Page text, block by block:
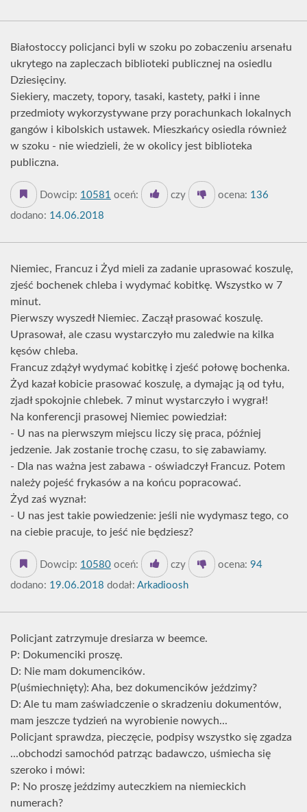
Białostoccy policjanci byli w szoku po zobaczeniu arsenału
ukrytego na zapleczach biblioteki publicznej na osiedlu
Dziesięciny.
Siekiery, maczety, topory, tasaki, kastety, pałki i inne
przedmioty wykorzystywane przy porachunkach lokalnych
gangów i kibolskich ustawek. Mieszkańcy osiedla również
w szoku - nie wiedzieli, że w okolicy jest biblioteka
publiczna.
Dowcip: 10581 oceń: czy ocena: 136
dodano: 14.06.2018
Niemiec, Francuz i Żyd mieli za zadanie uprasować koszulę,
zjeść bochenek chleba i wydymać kobitkę. Wszystko w 7
minut.
Pierwszy wyszedł Niemiec. Zaczął prasować koszulę.
Uprasował, ale czasu wystarczyło mu zaledwie na kilka
kęsów chleba.
Francuz zdążył wydymać kobitkę i zjeść połowę bochenka.
Żyd kazał kobicie prasować koszulę, a dymając ją od tyłu,
zjadł spokojnie chlebek. 7 minut wystarczyło i wygrał!
Na konferencji prasowej Niemiec powiedział:
- U nas na pierwszym miejscu liczy się praca, później
jedzenie. Jak zostanie trochę czasu, to się zabawiamy.
- Dla nas ważna jest zabawa - oświadczył Francuz. Potem
należy pojeść frykasów a na końcu popracować.
Żyd zaś wyznał:
- U nas jest takie powiedzenie: jeśli nie wydymasz tego, co
na ciebie pracuje, to jeść nie będziesz?
Dowcip: 10580 oceń: czy ocena: 94
dodano: 19.06.2018 dodał: Arkadioosh
Policjant zatrzymuje dresiarza w beemce.
P: Dokumenciki proszę.
D: Nie mam dokumencików.
P(uśmiechnięty): Aha, bez dokumencików jeździmy?
D: Ale tu mam zaświadczenie o skradzeniu dokumentów,
mam jeszcze tydzień na wyrobienie nowych...
Policjant sprawdza, pieczęcie, podpisy wszystko się zgadza
...obchodzi samochód patrząc badawczo, uśmiecha się
szeroko i mówi:
P: No proszę jeździmy auteczkiem na niemieckich
numerach?